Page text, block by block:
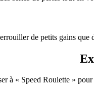
de petits gains que
« Speed Roulette » pour